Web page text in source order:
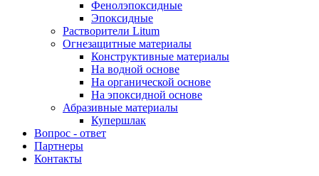
Фенолэпоксидные
Эпоксидные
Растворители Litum
Огнезащитные материалы
Конструктивные материалы
На водной основе
На органической основе
На эпоксидной основе
Абразивные материалы
Купершлак
Вопрос - ответ
Партнеры
Контакты